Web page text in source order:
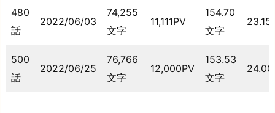
480
話
2022/06/03
74,255
文字
11,111PV
154.70
文字
500
話
2022/06/25
76,766
文字
12,000PV
153.53
文字